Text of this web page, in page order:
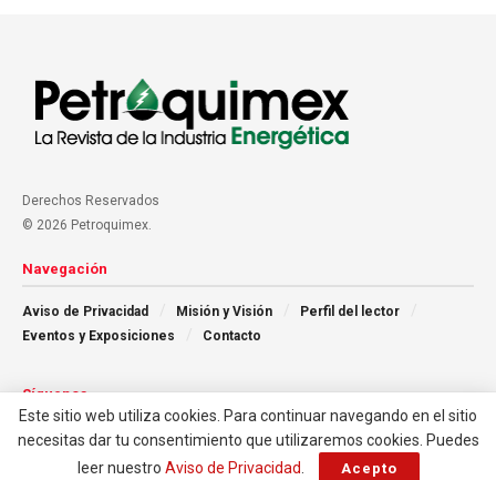
Derechos Reservados
© 2026 Petroquimex.
Navegación
Aviso de Privacidad Misión y Visión
Perfil del lector
Eventos y Exposiciones
Contacto
Síguenos
Este sitio web utiliza cookies. Para continuar navegando en el sitio
necesitas dar tu consentimiento que utilizaremos cookies. Puedes
leer nuestro Aviso de Privacidad Acepto